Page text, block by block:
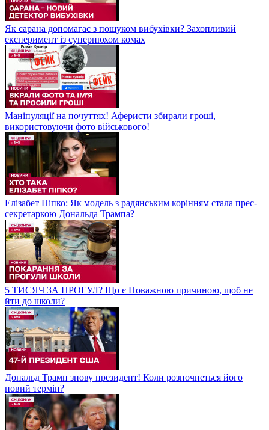
Як сарана допомагає з пошуком вибухівки? Захопливий
експеримент із супернюхом комах
Маніпуляції на почуттях! Аферисти збирали гроші,
використовуючи фото військового!
Елізабет Піпко: Як модель з радянським корінням стала прес-
секретаркою Дональда Трампа?
5 ТИСЯЧ ЗА ПРОГУЛ? Що є Поважною причиною, щоб не
йти до школи?
Дональд Трамп знову президент! Коли розпочнеться його
новий термін?